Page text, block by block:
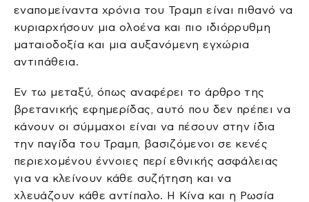
εναπομείναντα χρόνια του Τραμπ είναι πιθανό να
κυριαρχήσουν μια ολοένα και πιο ιδιόρρυθμη
ματαιοδοξία και μια αυξανόμενη εγχώρια
αντιπάθεια.
Εν τω μεταξύ, όπως αναφέρει το άρθρο της
βρετανικής εφημερίδας, αυτό που δεν πρέπει να
κάνουν οι σύμμαχοι είναι να πέσουν στην ίδια
την παγίδα του Τραμπ, βασιζόμενοι σε κενές
περιεχομένου έννοιες περί εθνικής ασφάλειας
για να κλείνουν κάθε συζήτηση και να
χλευάζουν κάθε αντίπαλο. Η Κίνα και η Ρωσία